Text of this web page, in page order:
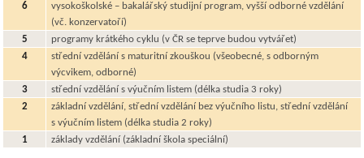
6
vysokoškolské – bakalářský studijní program, vyšší odborné vzdělání
(vč. konzervatoří)
5
programy krátkého cyklu (v ČR se teprve budou vytvářet)
4
střední vzdělání s maturitní zkouškou (všeobecné, s odborným
výcvikem, odborné)
3
střední vzdělání s výučním listem (délka studia 3 roky)
2
základní vzdělání, střední vzdělání bez výučního listu, střední vzdělání
s výučním listem (délka studia 2 roky)
1
základy vzdělání (základní škola speciální)